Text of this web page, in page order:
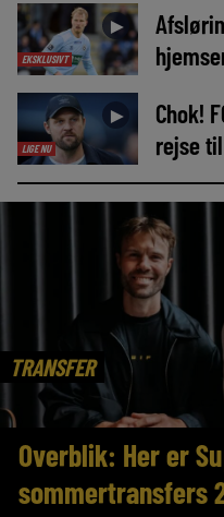
EKSKLUSIVT
►
LIGE NU
►
Chok!
rejse
TRANSFER
Overblik: Her er
sommertransfers